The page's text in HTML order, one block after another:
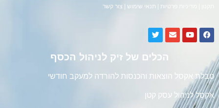
מדיניות פרטיות תנאי שימוש צור קשר
הכלים של זיק לניהול הכסף
טבלת אקסל הוצאות והכנסות להורדה למעקב חודשי
אקסל לניהול עסק קטן